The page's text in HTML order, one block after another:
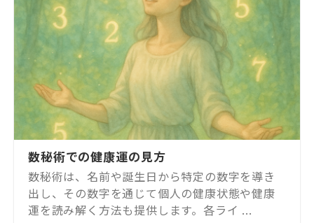
数秘術での健康運の見方
数秘術は、名前や誕生日から特定の数字を導き
出し、その数字を通じて個人の健康状態や健康
運を読み解く方法も提供します。各ライ ...